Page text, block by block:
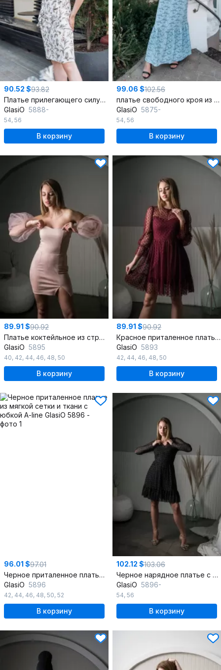
90.52 $93.82
Платье прилегающего силуэта из искусственной замши с молнией
GlasiO 5888-
54, 56
В корзину
99.06 $102.56
платье свободного кроя из штапеля с бретелью-перекрутом
GlasiO 5875-
54, 56
В корзину
89.91 $90.92
Платье коктейльное из стрейчевой замши с пышными рукавами
GlasiO 5895
40, 42, 44, 46, 48, 50
В корзину
89.91 $90.92
Красное приталенное платье с воланом и рукавом-реглан
GlasiO 5893
42, 44, 46, 48, 50
В корзину
96.01 $97.01
Черное приталенное платье из мягкой сетки и ткани с юбкой А-line
GlasiO 5896
42, 44, 46, 48, 50, 52
В корзину
102.12 $103.06
Черное нарядное платье с воланом и приталенным силуэтом
GlasiO 5896-
54, 56
В корзину